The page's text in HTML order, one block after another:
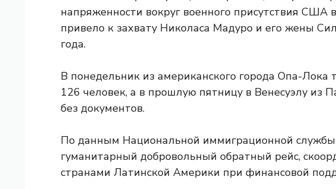
напряженности вокруг военного присутствия США
привело к захвату Николаса Мадуро и его жены
года.
В понедельник из американского города Опа-Лока
126 человек, а в прошлую пятницу в Венесуэлу из
без документов.
По данным Национальной иммиграционной
гуманитарный добровольный обратный рейс,
странами Латинской Америки при финансовой